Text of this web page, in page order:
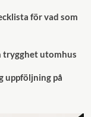
för vad som
trygghet utomhus
uppföljning på